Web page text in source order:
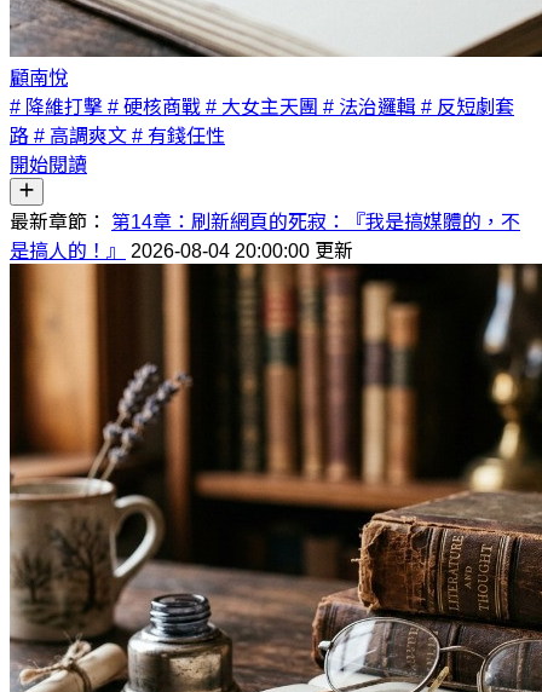
顧南悅
# 降維打擊 # 硬核商戰 # 大女主天團 # 法治邏輯 # 反短劇套
路 # 高調爽文 # 有錢任性
開始閱讀
最新章節： 第14章：刷新網頁的死寂：『我是搞媒體的，不
是搞人的！』
2026-08-04 20:00:00 更新